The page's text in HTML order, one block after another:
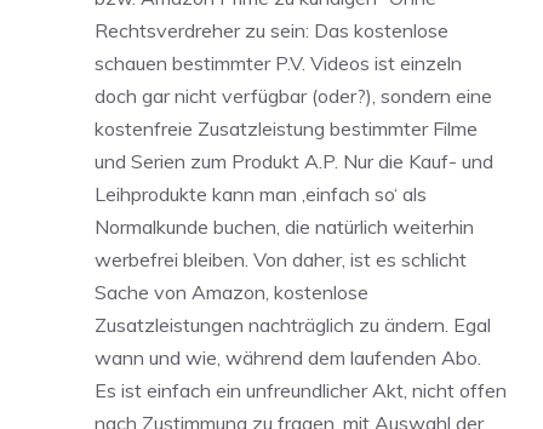
Rechtsverdreher zu sein: Das kostenlose
schauen bestimmter P.V. Videos ist einzeln
doch gar nicht verfügbar (oder?), sondern eine
kostenfreie Zusatzleistung bestimmter Filme
und Serien zum Produkt A.P. Nur die Kauf- und
Leihprodukte kann man ‚einfach so‘ als
Normalkunde buchen, die natürlich weiterhin
werbefrei bleiben. Von daher, ist es schlicht
Sache von Amazon, kostenlose
Zusatzleistungen nachträglich zu ändern. Egal
wann und wie, während dem laufenden Abo.
Es ist einfach ein unfreundlicher Akt, nicht offen
nach Zustimmung zu fragen, mit Auswahl der